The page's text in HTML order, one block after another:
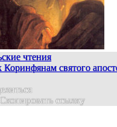
чтения
Коринфянам святого